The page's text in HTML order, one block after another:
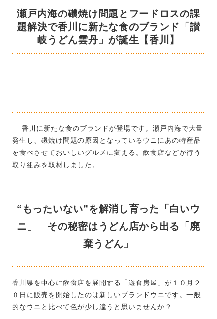
瀬戸内海の磯焼け問題とフードロスの課
題解決で香川に新たな食のブランド「讃
岐うどん雲丹」が誕生【香川】
香川に新たな食のブランドが登場です。瀬戸内海で大量
発生し、磯焼け問題の原因となっているウニにあの特産品
を食べさせておいしいグルメに変える。飲食店などが行う
取り組みを取材しました。
“もったいない”を解消し育った「白いウ
ニ」 その秘密はうどん店から出る「廃
棄うどん」
香川県を中心に飲食店を展開する「遊食房屋」が１０月２
０日に販売を開始したのは新しいブランドウニです。一般
的なウニと比べて色が少し違うと思いませんか？